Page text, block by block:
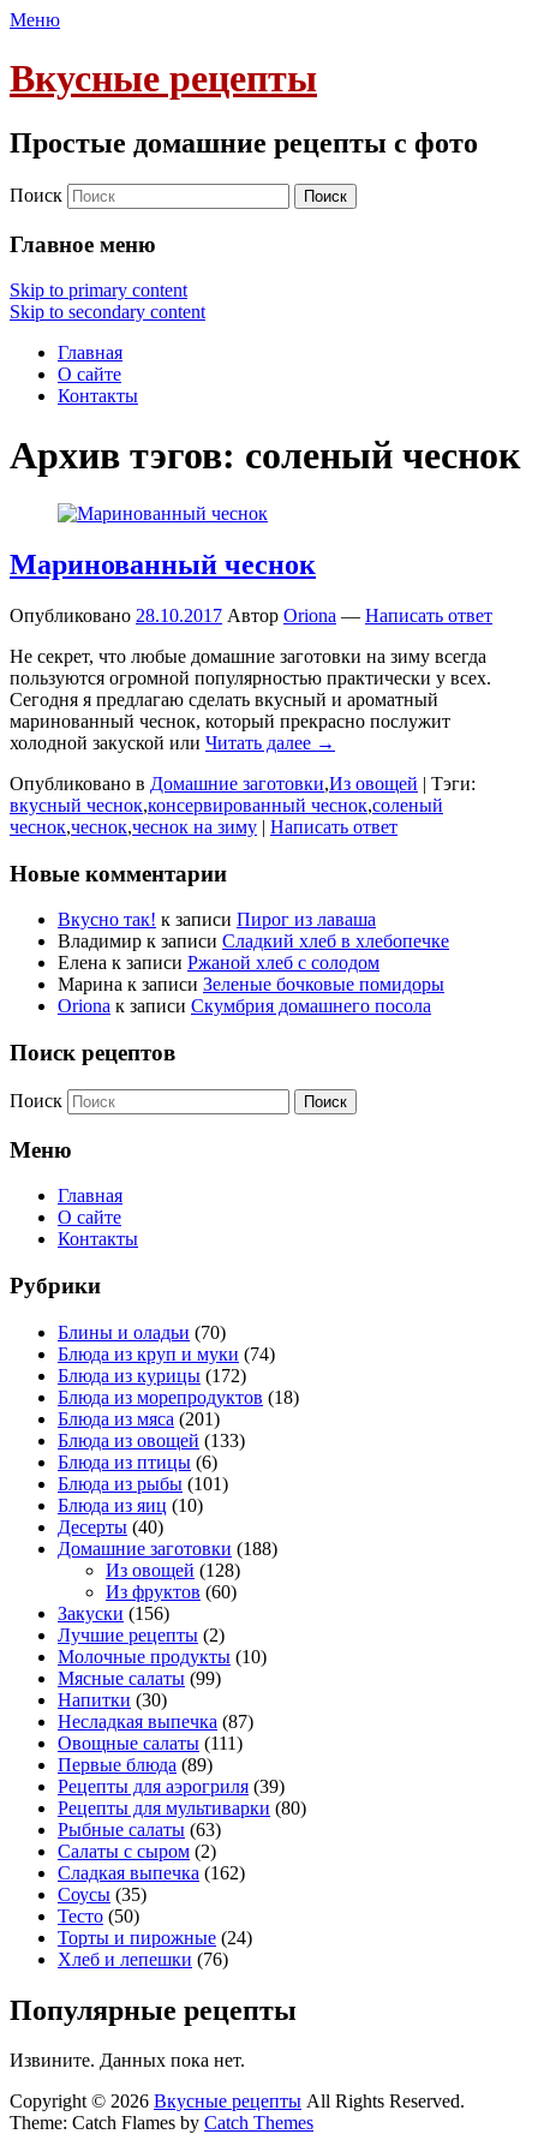
Меню
Вкусные рецепты
Простые домашние рецепты с фото
Поиск
Главное меню
Skip to primary content
Skip to secondary content
Главная
О сайте
Контакты
Архив тэгов: соленый чеснок
Маринованный чеснок
Опубликовано 28.10.2017 Автор Oriona — Написать ответ
Не секрет, что любые домашние заготовки на зиму всегда
пользуются огромной популярностью практически у всех.
Сегодня я предлагаю сделать вкусный и ароматный
маринованный чеснок, который прекрасно послужит
холодной закуской или Читать далее →
Опубликовано в Домашние заготовки,Из овощей | Тэги:
вкусный чеснок,консервированный чеснок,соленый
чеснок,чеснок,чеснок на зиму | Написать ответ
Новые комментарии
Вкусно так! к записи Пирог из лаваша
Владимир к записи Сладкий хлеб в хлебопечке
Елена к записи Ржаной хлеб с солодом
Марина к записи Зеленые бочковые помидоры
Oriona к записи Скумбрия домашнего посола
Поиск рецептов
Поиск
Меню
Главная
О сайте
Контакты
Рубрики
Блины и оладьи (70)
Блюда из круп и муки (74)
Блюда из курицы (172)
Блюда из морепродуктов (18)
Блюда из мяса (201)
Блюда из овощей (133)
Блюда из птицы (6)
Блюда из рыбы (101)
Блюда из яиц (10)
Десерты (40)
Домашние заготовки (188)
Из овощей (128)
Из фруктов (60)
Закуски (156)
Лучшие рецепты (2)
Молочные продукты (10)
Мясные салаты (99)
Напитки (30)
Несладкая выпечка (87)
Овощные салаты (111)
Первые блюда (89)
Рецепты для аэрогриля (39)
Рецепты для мультиварки (80)
Рыбные салаты (63)
Салаты с сыром (2)
Сладкая выпечка (162)
Соусы (35)
Тесто (50)
Торты и пирожные (24)
Хлеб и лепешки (76)
Популярные рецепты
Извините. Данных пока нет.
Copyright © 2026 Вкусные рецепты All Rights Reserved.
Theme: Catch Flames by Catch Themes